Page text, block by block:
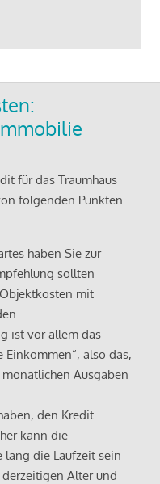
für das Traumhaus
folgenden Punkten
haben Sie zur
sollten
mit
ist vor allem das
also das,
Ausgaben
den Kredit
kann die
lang die Laufzeit sein
Alter und